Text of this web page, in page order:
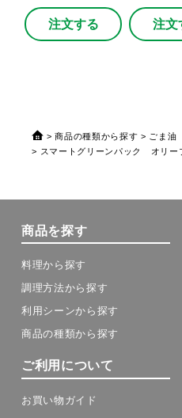
注文する 注文
商品の種類から探す
ごま油
スマートグリーンパック オリー
商品を探す
料理から探す
調理方法から探す
利用シーンから探す
商品の種類から探す
ご利用について
お買い物ガイド